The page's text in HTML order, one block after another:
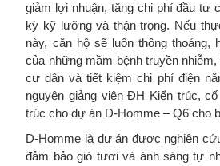
giảm lợi nhuận, tăng chi phí đầu tư
kỳ kỹ lưỡng và thận trọng. Nếu
này, căn hộ sẽ luôn thông thoáng,
của những mầm bệnh truyền
cư dân và tiết kiệm chi phí điện
nguyên giảng viên ĐH Kiến trúc,
trúc cho dự án D-Homme – Q6 cho
D-Homme là dự án được nghiên
đảm bảo gió tươi và ánh sáng tự